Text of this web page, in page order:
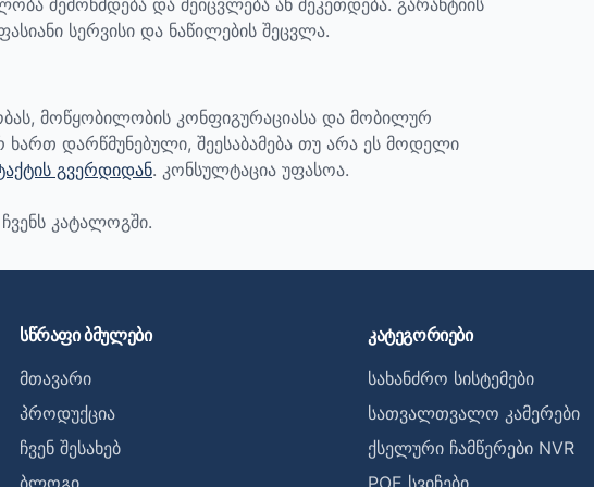
შემოწმდება და შეიცვლება ან შეკეთდება. გარანტიის
სერვისი და ნაწილების შეცვლა.
მოწყობილობის კონფიგურაციასა და მობილურ
ხართ დარწმუნებული, შეესაბამება თუ არა ეს მოდელი
გვერდიდან. კონსულტაცია უფასოა.
ჩვენს კატალოგში.
სწრაფი ბმულები
მთავარი
პროდუქცია
ჩვენ შესახებ
ბლოგი
კატეგორიები
სახანძრო სისტემები
სათვალთვალო კამერები
ქსელური ჩამწერები NVR
POE სვიჩები